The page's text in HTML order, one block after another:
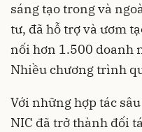
sáng tạo trong và
tư, đã hỗ trợ và ươm
nối hơn 1.500 doanh
Nhiều chương trình
Với những hợp tác
NIC đã trở thành đối